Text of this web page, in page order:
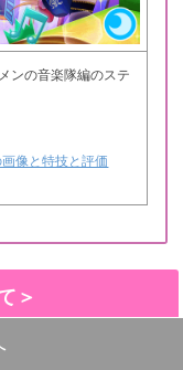
ンの音楽隊編のステ
像と特技と評価
＞